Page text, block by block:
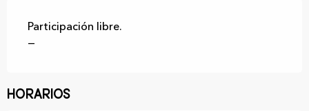
Participación libre.
—
Horarios